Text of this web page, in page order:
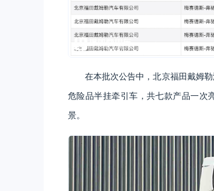
在本批次公告中，北京福田戴姆
危险品半挂牵引车，共七款产品一次
景。